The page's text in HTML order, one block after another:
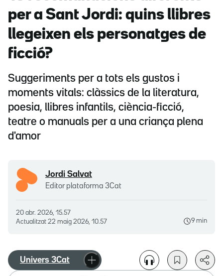
per a Sant Jordi: quins llibres
llegeixen els personatges de
ficció?
Suggeriments per a tots els gustos i
moments vitals: clàssics de la literatura,
poesia, llibres infantils, ciència-ficció,
teatre o manuals per a una criança plena
d'amor
Jordi Salvat
Editor plataforma 3Cat
20 abr. 2026, 15.57
Actualitzat 22 maig 2026, 10.57 9 min
Univers 3Cat